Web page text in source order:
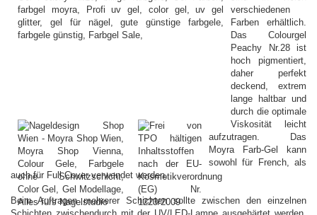
verschiedenen
Farben erhältlich.
Das Colourgel
Peachy Nr.28 ist
hoch pigmentiert,
daher perfekt
deckend, extrem
lange haltbar und
durch die optimale
Viskosität leicht
aufzutragen. Das
Moyra Farb-Gel kann
sowohl für French, als
auch für Full Cover verwendet werden.
Beim Auftragen mehrerer Schichten sollte zwischen den einzelnen